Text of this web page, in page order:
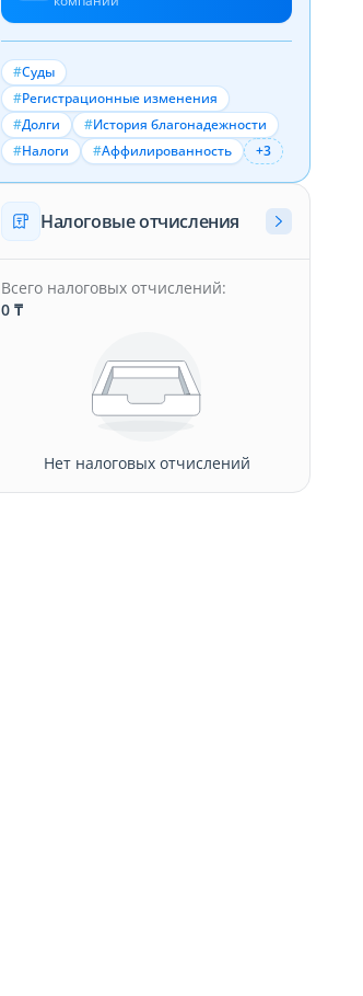
#Суды
#Регистрационные изменения
#Долги #История благонадежности
#Налоги #Аффилированность +3
Налоговые отчисления
Всего налоговых отчислений:
0 ₸
Нет налоговых отчислений